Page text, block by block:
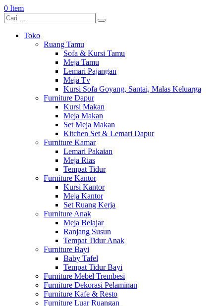
0 Item
Toko
Ruang Tamu
Sofa & Kursi Tamu
Meja Tamu
Lemari Pajangan
Meja Tv
Kursi Sofa Goyang, Santai, Malas Keluarga
Furniture Dapur
Kursi Makan
Meja Makan
Set Meja Makan
Kitchen Set & Lemari Dapur
Furniture Kamar
Lemari Pakaian
Meja Rias
Tempat Tidur
Furniture Kantor
Kursi Kantor
Meja Kantor
Set Ruang Kerja
Furniture Anak
Meja Belajar
Ranjang Susun
Tempat Tidur Anak
Furniture Bayi
Baby Tafel
Tempat Tidur Bayi
Furniture Mebel Trembesi
Furniture Dekorasi Pelaminan
Furniture Kafe & Resto
Furniture Luar Ruangan